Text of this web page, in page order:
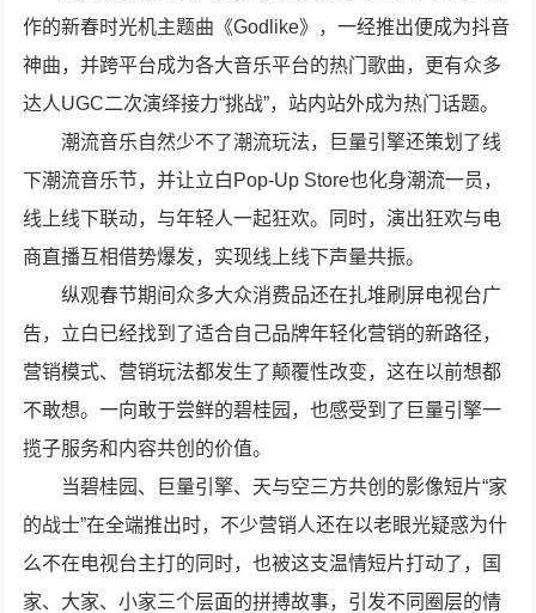
作的新春时光机主题曲《Godlike》，一经推出便成为抖音
神曲，并跨平台成为各大音乐平台的热门歌曲，更有众多
达人UGC二次演绎接力“挑战”，站内站外成为热门话题。
潮流音乐自然少不了潮流玩法，巨量引擎还策划了线
下潮流音乐节，并让立白Pop-Up Store也化身潮流一员，
线上线下联动，与年轻人一起狂欢。同时，演出狂欢与电
商直播互相借势爆发，实现线上线下声量共振。
纵观春节期间众多大众消费品还在扎堆刷屏电视台广
告，立白已经找到了适合自己品牌年轻化营销的新路径，
营销模式、营销玩法都发生了颠覆性改变，这在以前想都
不敢想。一向敢于尝鲜的碧桂园，也感受到了巨量引擎一
揽子服务和内容共创的价值。
当碧桂园、巨量引擎、天与空三方共创的影像短片“家
的战士”在全端推出时，不少营销人还在以老眼光疑惑为什
么不在电视台主打的同时，也被这支温情短片打动了，国
家、大家、小家三个层面的拼搏故事，引发不同圈层的情